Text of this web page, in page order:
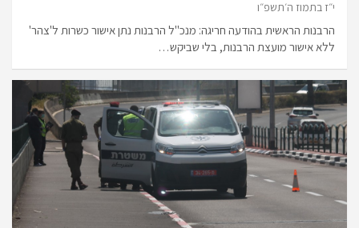
י״ז בתמוז ה׳תשפ״ו
הרבנות הראשית בהודעה חריגה: מנכ"ל הרבנות נתן אישור כשרות ל'צהר'
ללא אישור מועצת הרבנות, בלי שביקש…